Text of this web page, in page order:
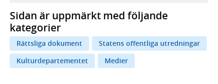
Sidan är uppmärkt med följande
kategorier
Rättsliga dokument
Statens offentliga utredningar
Kulturdepartementet
Medier